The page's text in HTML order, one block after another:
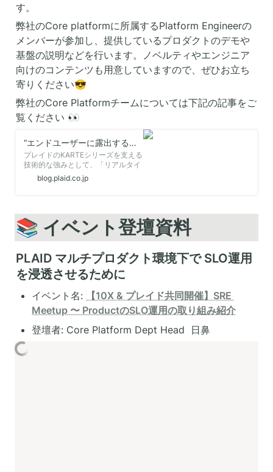
社的な技術基盤の整備やツ
ール作成といったことに取
り組むのがDeveloper
Experience &amp;
Performance Team。今回
はTeam Head兼エンジニア
の大矢康介とエンジニアの
川口和也、石井琢満にイン
タビューしました
す。
弊社のCore platformに所属するPlatform Engineerの
メンバーが参加し、提供しているプロダクトのデモや
基盤の説明などを行います。ノベルティやエンジニア
向けのコンテンツも用意していますので、ぜひお立ち
寄りください😎
弊社のCore Platformチームについては下記の記事をご
覧ください 👀
“エンドユーザーに露出するプラットフォーム”をつくる。Core Platformチームの仕事はなぜチャレンジングなのか｜PLAID
プレイドのKARTEシリーズを支える
技術的な強みとして、「リアルタイ
ムに膨大なデータを解析する独自の
解析エンジン」が挙げられます。サ
ービスを訪れるユーザーの最新の解
ションの実行判定を1秒以内に決
定。これにより、刻一刻と変わるユ
ーザーの状況や行動に合わせた、コ
ミュニケーションを実現しているの
です。 プレイドのCore Platformチ
ームは、この解析エンジンのコアと
なる技術を開発・運用するチーム。
多種多様かつ超大規模なユーザーの
行動データを収集・解析・表示する
データプラットフォームを構築し、
プロダクトや事業の成長を加速させ
blog.plaid.co.jp
📚 イベント登壇資料
PLAID マルチプロダクト環境下で SLO運用
を浸透させるために
イベント名:
【10X & プレイド共同開催】SRE
Meetup 〜 ProductのSLO運用の取り組み紹介
登壇者: Core Platform Dept Head  日鼻